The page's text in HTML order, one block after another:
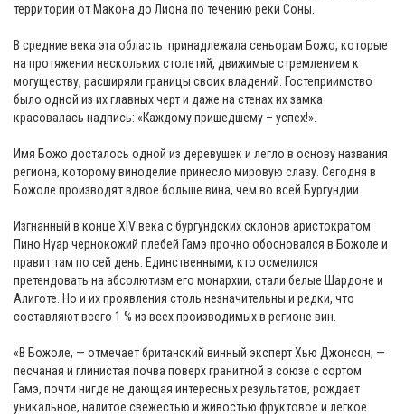
территории от Макона до Лиона по течению реки Соны.
В средние века эта область принадлежала сеньорам Божо, которые
на протяжении нескольких столетий, движимые стремлением к
могуществу, расширяли границы своих владений. Гостеприимство
было одной из их главных черт и даже на стенах их замка
красовалась надпись: «Каждому пришедшему – успех!».
Имя Божо досталось одной из деревушек и легло в основу названия
региона, которому виноделие принесло мировую славу. Сегодня в
Божоле производят вдвое больше вина, чем во всей Бургундии.
Изгнанный в конце XIV века с бургундских склонов аристократом
Пино Нуар чернокожий плебей Гамэ прочно обосновался в Божоле и
правит там по сей день. Единственными, кто осмелился
претендовать на абсолютизм его монархии, стали белые Шардоне и
Алиготе. Но и их проявления столь незначительны и редки, что
составляют всего 1 % из всех производимых в регионе вин.
«В Божоле, — отмечает британский винный эксперт Хью Джонсон, —
песчаная и глинистая почва поверх гранитной в союзе с сортом
Гамэ, почти нигде не дающая интересных результатов, рождает
уникальное, налитое свежестью и живостью фруктовое и легкое